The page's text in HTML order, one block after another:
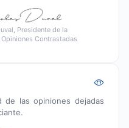
Presidente de la
Contrastadas
de las opiniones dejadas